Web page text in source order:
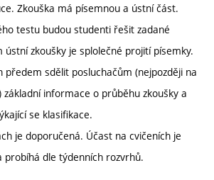
Zkouška má písemnou a ústní část.
testu budou studenti řešit zadané
ústní zkoušky je splolečné projití písemky.
předem sdělit posluchačům (nejpozději na
základní informace o průběhu zkoušky a
se klasifikace.
je doporučená. Účast na cvičeních je
probíhá dle týdenních rozvrhů.